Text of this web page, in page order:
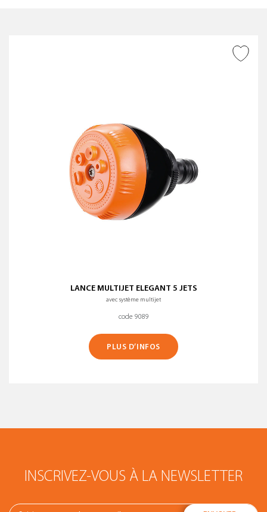
EFFACER TOUS LES FILTRES
LANCE MULTIJET ELEGANT 5 JETS
avec système multijet
code 9089
PLUS D’INFOS
INSCRIVEZ-VOUS À LA NEWSLETTER